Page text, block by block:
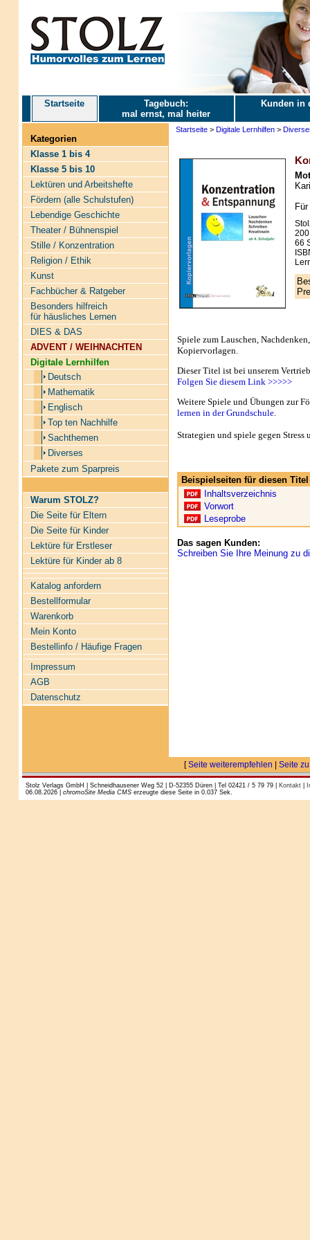
Startseite
Tagebuch:
mal ernst, mal heiter
Kunden in
Kategorien
Klasse 1 bis 4
Klasse 5 bis 10
Lektüren und Arbeitshefte
Fördern (alle Schulstufen)
Lebendige Geschichte
Theater / Bühnenspiel
Stille / Konzentration
Religion / Ethik
Kunst
Fachbücher & Ratgeber
Besonders hilfreich
für häusliches Lernen
DIES & DAS
ADVENT / WEIHNACHTEN
Digitale Lernhilfen
Deutsch
Mathematik
Englisch
Top ten Nachhilfe
Sachthemen
Diverses
Pakete zum Sparpreis
Warum STOLZ?
Die Seite für Eltern
Die Seite für Kinder
Lektüre für Erstleser
Lektüre für Kinder ab 8
Katalog anfordern
Bestellformular
Warenkorb
Mein Konto
Bestellinfo / Häufige Fragen
Impressum
AGB
Datenschutz
Startseite> Digitale Lernhilfen>
66
Spiele zum Lauschen,
Kopiervorlagen.
Dieser Titel ist bei unserem
Folgen Sie diesem Link >>>>>
Weitere Spiele und Übungen zur
lernen in der Grundschule.
Strategien und spiele gegen
Beispielseiten für diesen
Inhaltsverzeichnis
Vorwort
Leseprobe
Das sagen Kunden:
Schreiben Sie Ihre Meinung zu
[Seite weiterempfehlen Seite
Stolz Verlags GmbH | Schneidhausener Weg 52 | D-52355 Düren | Tel 02421 / 5 79 79 | Kontakt|
06.08.2026 | chromoSite Media CMSerzeugte diese Seite in 0.037 Sek.